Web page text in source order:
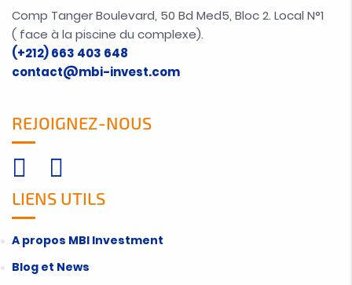
Comp Tanger Boulevard, 50 Bd Med5, Bloc 2. Local N°1
( face à la piscine du complexe).
(+212) 663 403 648
contact@mbi-invest.com
REJOIGNEZ-NOUS
LIENS UTILS
A propos MBI Investment
Blog et News